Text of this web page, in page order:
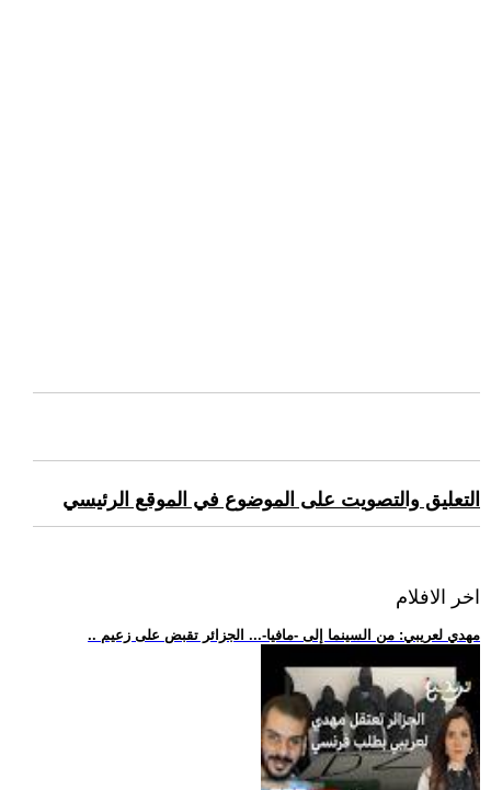
التعليق والتصويت على الموضوع في الموقع الرئيسي
اخر الافلام
.. مهدي لعريبي: من السينما إلى -مافيا-... الجزائر تقبض على زعيم